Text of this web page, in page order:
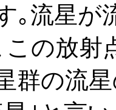
｡流星が
の放射
群の流